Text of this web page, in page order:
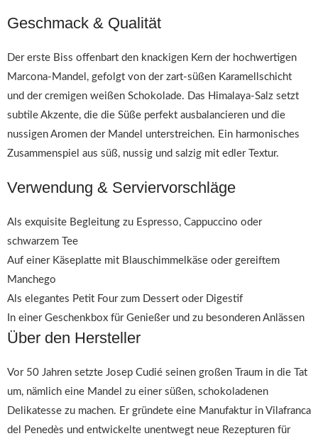
Geschmack & Qualität
Der erste Biss offenbart den knackigen Kern der hochwertigen
Marcona-Mandel, gefolgt von der zart-süßen Karamellschicht
und der cremigen weißen Schokolade. Das Himalaya-Salz setzt
subtile Akzente, die die Süße perfekt ausbalancieren und die
nussigen Aromen der Mandel unterstreichen. Ein harmonisches
Zusammenspiel aus süß, nussig und salzig mit edler Textur.
Verwendung & Serviervorschläge
Als exquisite Begleitung zu Espresso, Cappuccino oder
schwarzem Tee
Auf einer Käseplatte mit Blauschimmelkäse oder gereiftem
Manchego
Als elegantes Petit Four zum Dessert oder Digestif
In einer Geschenkbox für Genießer und zu besonderen Anlässen
Über den Hersteller
Vor 50 Jahren setzte Josep Cudié seinen großen Traum in die Tat
um, nämlich eine Mandel zu einer süßen, schokoladenen
Delikatesse zu machen. Er gründete eine Manufaktur in Vilafranca
del Penedès und entwickelte unentwegt neue Rezepturen für